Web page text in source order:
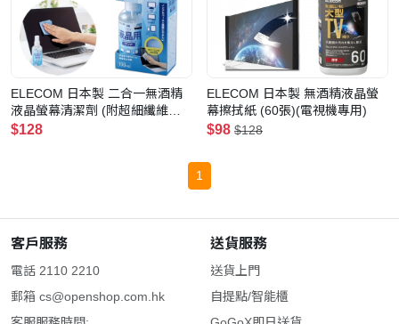
ELECOM 日本製 二合一無酒精
液晶螢幕清潔劑 (附超細纖維布)
(手機/電腦/平板螢幕適用)
$128
ELECOM 日本製 無酒精液晶螢
幕擦拭紙 (60張)(電視機專用)
$98 $128
1
客戶服務
電話 2110 2210
郵箱 cs@openshop.com.hk
送貨服務
送貨上門
自提點/智能櫃